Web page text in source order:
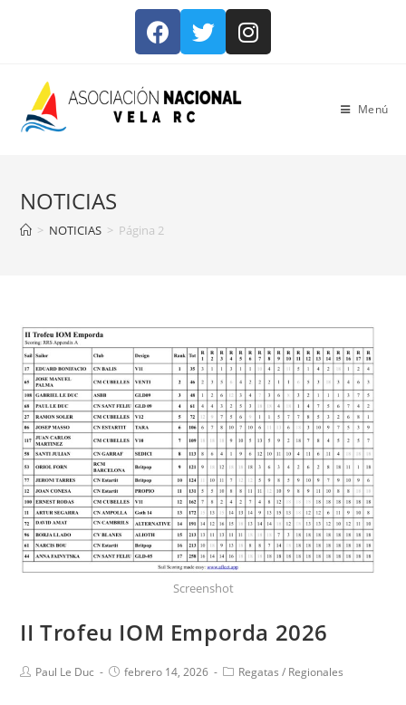
Menú
NOTICIAS
> NOTICIAS > Página 2
Screenshot
II Trofeu IOM Emporda 2026
Paul Le Duc febrero 14, 2026 Regatas / Regionales